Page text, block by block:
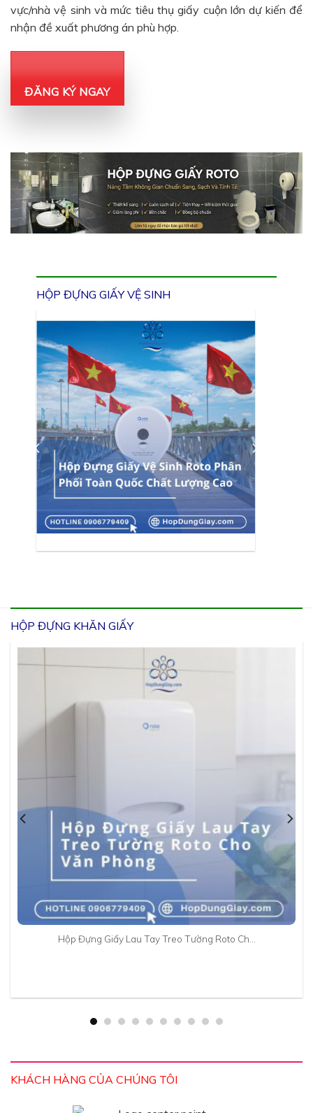
vực/nhà vệ sinh và mức tiêu thụ giấy cuộn lớn dự kiến để
nhận đề xuất phương án phù hợp.
ĐĂNG KÝ NGAY
HỘP ĐỰNG GIẤY VỆ SINH
HỘP ĐỰNG KHĂN GIẤY
Hộp Đựng Giấy Lau Tay Treo Tường Roto Ch…
KHÁCH HÀNG CỦA CHÚNG TÔI